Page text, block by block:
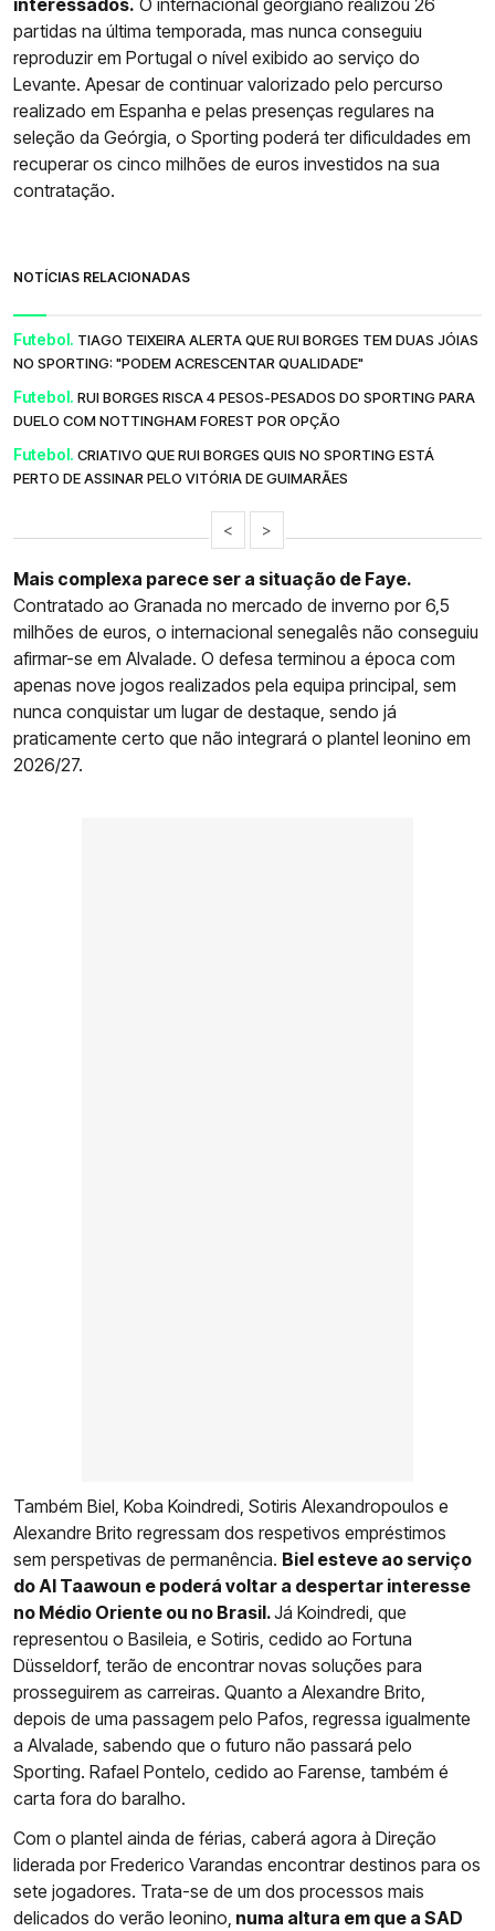
interessados. O internacional georgiano realizou 26
partidas na última temporada, mas nunca conseguiu
reproduzir em Portugal o nível exibido ao serviço do
Levante. Apesar de continuar valorizado pelo percurso
realizado em Espanha e pelas presenças regulares na
seleção da Geórgia, o Sporting poderá ter dificuldades em
recuperar os cinco milhões de euros investidos na sua
contratação.
NOTÍCIAS RELACIONADAS
Futebol. TIAGO TEIXEIRA ALERTA QUE RUI BORGES TEM DUAS JÓIAS
NO SPORTING: "PODEM ACRESCENTAR QUALIDADE"
Futebol. RUI BORGES RISCA 4 PESOS-PESADOS DO SPORTING PARA
DUELO COM NOTTINGHAM FOREST POR OPÇÃO
Futebol. CRIATIVO QUE RUI BORGES QUIS NO SPORTING ESTÁ
PERTO DE ASSINAR PELO VITÓRIA DE GUIMARÃES
< >
Mais complexa parece ser a situação de Faye.
Contratado ao Granada no mercado de inverno por 6,5
milhões de euros, o internacional senegalês não conseguiu
afirmar-se em Alvalade. O defesa terminou a época com
apenas nove jogos realizados pela equipa principal, sem
nunca conquistar um lugar de destaque, sendo já
praticamente certo que não integrará o plantel leonino em
2026/27.
Também Biel, Koba Koindredi, Sotiris Alexandropoulos e
Alexandre Brito regressam dos respetivos empréstimos
sem perspetivas de permanência. Biel esteve ao serviço
do Al Taawoun e poderá voltar a despertar interesse
no Médio Oriente ou no Brasil.Já Koindredi, que
representou o Basileia, e Sotiris, cedido ao Fortuna
Düsseldorf, terão de encontrar novas soluções para
prosseguirem as carreiras. Quanto a Alexandre Brito,
depois de uma passagem pelo Pafos, regressa igualmente
a Alvalade, sabendo que o futuro não passará pelo
Sporting. Rafael Pontelo, cedido ao Farense, também é
carta fora do baralho.
Com o plantel ainda de férias, caberá agora à Direção
liderada por Frederico Varandas encontrar destinos para os
sete jogadores. Trata-se de um dos processos mais
delicados do verão leonino, numa altura em que a SAD